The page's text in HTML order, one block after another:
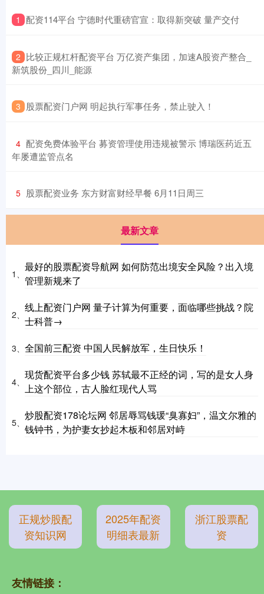
1 ​配资114平台 宁德时代重磅官宣：取得新突破 量产交付
2 ​比较正规杠杆配资平台 万亿资产集团，加速A股资产整合_
新筑股份_四川_能源
3 ​股票配资门户网 明起执行军事任务，禁止驶入！
4 ​配资免费体验平台 募资管理使用违规被警示 博瑞医药近五
年屡遭监管点名
5 ​股票配资业务 东方财富财经早餐 6月11日周三
最新文章
1、
最好的股票配资导航网 如何防范出境安全风险？出入境
管理新规来了
2、
线上配资门户网 量子计算为何重要，面临哪些挑战？院
士科普→
3、 全国前三配资 中国人民解放军，生日快乐！
4、
现货配资平台多少钱 苏轼最不正经的词，写的是女人身
上这个部位，古人脸红现代人骂
5、
炒股配资178论坛网 邻居辱骂钱瑗“臭寡妇”，温文尔雅的
钱钟书，为护妻女抄起木板和邻居对峙
正规炒股配
资知识网
2025年配资
明细表最新
浙江股票配
资
友情链接：